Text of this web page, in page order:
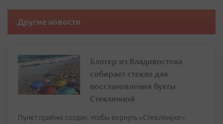
Другие новости
Блогер из Владивостока
собирает стекло для
восстановления бухты
Стеклянной
Пункт приёма создан, чтобы вернуть «Стеклянухе»